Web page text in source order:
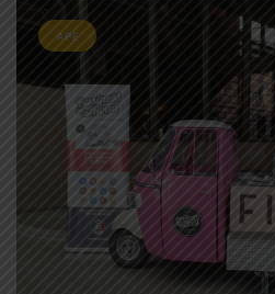
APE